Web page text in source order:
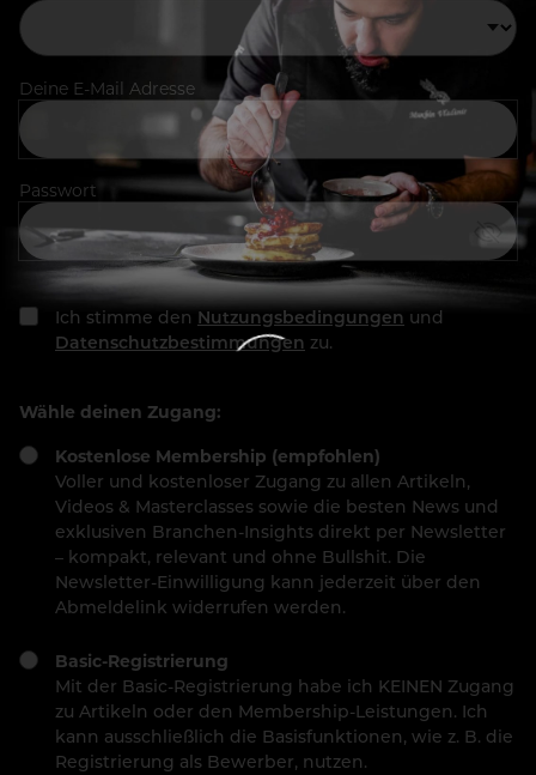
Deine E-Mail Adresse
Passwort
Ich stimme den Nutzungsbedingungen und
Datenschutzbestimmungen zu.
Wähle deinen Zugang:
Kostenlose Membership (empfohlen)
Voller und kostenloser Zugang zu allen Artikeln,
Videos & Masterclasses sowie die besten News und
exklusiven Branchen-Insights direkt per Newsletter
– kompakt, relevant und ohne Bullshit. Die
Newsletter-Einwilligung kann jederzeit über den
Abmeldelink widerrufen werden.
Basic-Registrierung
Mit der Basic-Registrierung habe ich KEINEN Zugang
zu Artikeln oder den Membership-Leistungen. Ich
kann ausschließlich die Basisfunktionen, wie z. B. die
Registrierung als Bewerber, nutzen.